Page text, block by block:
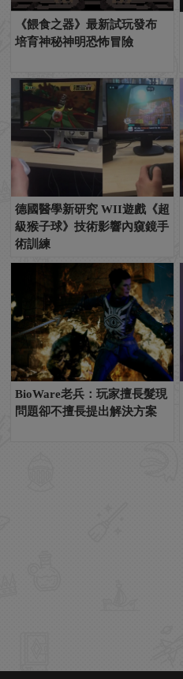
《餵食之器》最新試玩發布
培育神秘神明恐怖冒險
德國醫學新研究 WII遊戲《超
級猴子球》技術影響內窺鏡手
術訓練
BioWare老兵：玩家擅長髮現
問題卻不擅長提出解決方案